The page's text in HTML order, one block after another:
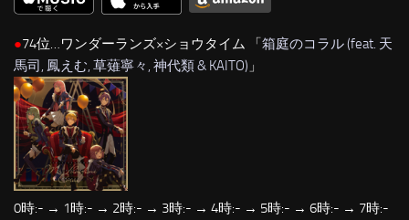
●74位…ワンダーランズ×ショウタイム 「箱庭のコラル (feat. 天
馬司, 鳳えむ, 草薙寧々, 神代類 & KAITO) 」
0時:- → 1時:- → 2時:- → 3時:- → 4時:- → 5時:- → 6時:- → 7時:-